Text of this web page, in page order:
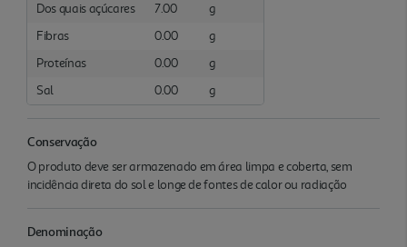
Dos quais açúcares 7.00
g
Fibras
0.00
g
Proteínas
0.00
g
Sal
0.00 g
Conservação
O produto deve ser armazenado em área limpa e coberta, sem
incidência direta do sol e longe de fontes de calor ou radiação
Denominação